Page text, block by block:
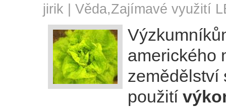
jirik | Věda,Zajímavé využití
amerického
zemědělství
použití